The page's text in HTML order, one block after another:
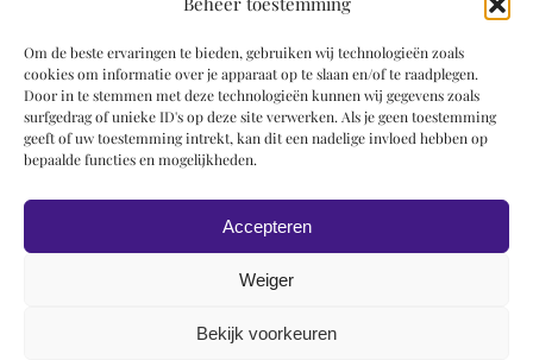
Om de beste ervaringen te bieden, gebruiken wij technologieën zoals
cookies om informatie over je apparaat op te slaan en/of te raadplegen.
Door in te stemmen met deze technologieën kunnen wij gegevens zoals
surfgedrag of unieke ID's op deze site verwerken. Als je geen toestemming
geeft of uw toestemming intrekt, kan dit een nadelige invloed hebben op
bepaalde functies en mogelijkheden.
Accepteren
Weiger
Bekijk voorkeuren